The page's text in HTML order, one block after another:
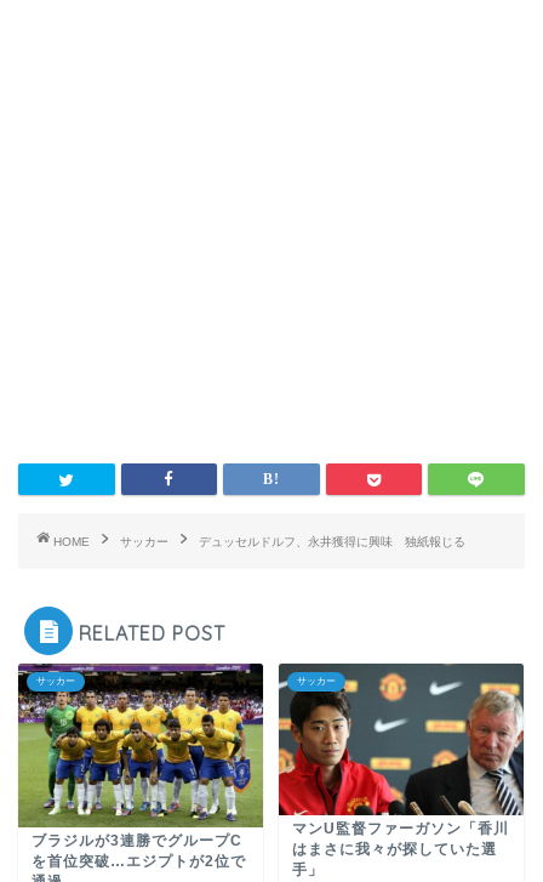
HOME サッカー デュッセルドルフ、永井獲得に興味 独紙報じる
RELATED POST
サッカー
ブラジルが3連勝でグループC
を首位突破…エジプトが2位で
サッカー
マンU監督ファーガソン「香川
はまさに我々が探していた選
手」